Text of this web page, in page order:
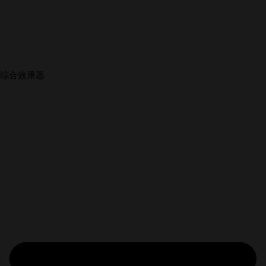
综合效果器